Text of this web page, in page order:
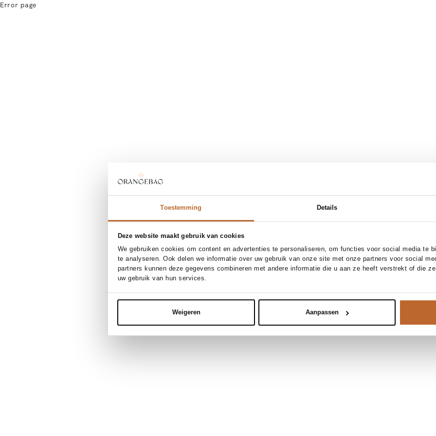
Toestemming Details
Deze website maakt gebruik van cookies
We gebruiken cookies om content en advertenties te personaliseren, om functies voor social media te
te analyseren. Ook delen we informatie over uw gebruik van onze site met onze partners voor social
partners kunnen deze gegevens combineren met andere informatie die u aan ze heeft verstrekt of die
uw gebruik van hun services.
Weigeren Aanpassen
Error page